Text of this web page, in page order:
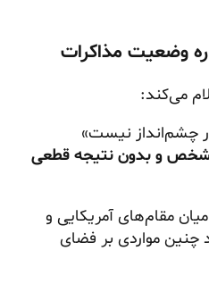
وضعیت مذاکرات
می‌کند:
چشم‌انداز نیست»
و بدون نتیجه قطعی
مقام‌های آمریکایی و
چنین مواردی بر فضای